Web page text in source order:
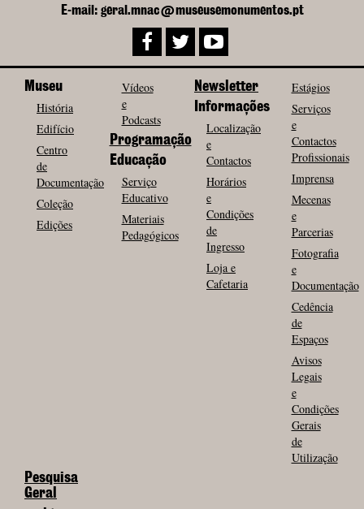
E-mail: geral.mnac@museusemonumentos.pt
Museu
História
Edifício
Centro
de
Documentação
Coleção
Edições
Vídeos
e
Podcasts
Programação
Educação
Serviço
Educativo
Materiais
Pedagógicos
Newsletter
Informações
Localização
e
Contactos
Horários
e
Condições
de
Ingresso
Loja e
Cafetaria
Estágios
Serviços
e
Contactos
Profissionais
Imprensa
Mecenas
e
Parcerias
Fotografia
e
Documentação
Cedência
de
Espaços
Avisos
Legais
e
Condições
Gerais
de
Utilização
Pesquisa
Geral